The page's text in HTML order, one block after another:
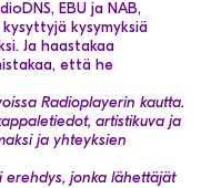
EBU ja NAB,
kysymyksiä
Ja haastakaa
että he
Radioplayerin kautta.
artistikuva ja
ja yhteyksien
jonka lähettäjät